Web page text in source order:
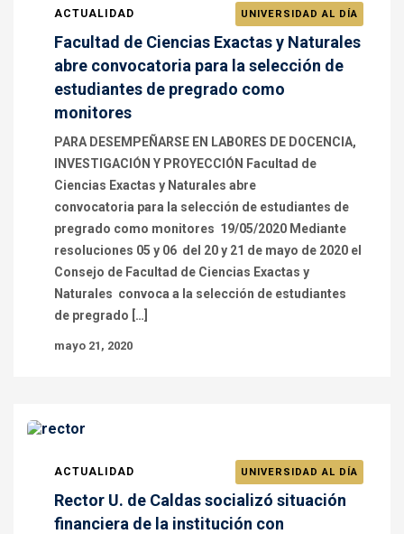
ACTUALIDAD UNIVERSIDAD AL DÍA
Facultad de Ciencias Exactas y Naturales
abre convocatoria para la selección de
estudiantes de pregrado como
monitores
PARA DESEMPEÑARSE EN LABORES DE DOCENCIA,
INVESTIGACIÓN Y PROYECCIÓN Facultad de
Ciencias Exactas y Naturales abre
convocatoria para la selección de estudiantes de
pregrado como monitores 19/05/2020 Mediante
resoluciones 05 y 06 del 20 y 21 de mayo de 2020 el
Consejo de Facultad de Ciencias Exactas y
Naturales convoca a la selección de estudiantes
de pregrado […]
mayo 21, 2020
ACTUALIDAD UNIVERSIDAD AL DÍA
Rector U. de Caldas socializó situación
financiera de la institución con